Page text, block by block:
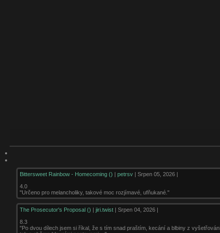
Bittersweet Rainbow - Homecoming () |petrsv | Srpen 05, 2026 |
4.0
"Určeno pro melancholiky, takové moc rozjímavé, ufňukané."
The Prosecutor's Proposal () |jiri.twist | Srpen 04, 2026 |
8.3
"Po dvou dílech jsem si říkal, že s tím snad praštím, kecání a blbiny z